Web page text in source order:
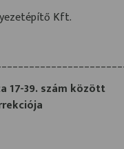
Kft.
17-39. szám között